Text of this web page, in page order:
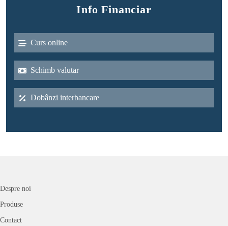
Info Financiar
Curs online
Schimb valutar
Dobânzi interbancare
Despre noi
Produse
Contact